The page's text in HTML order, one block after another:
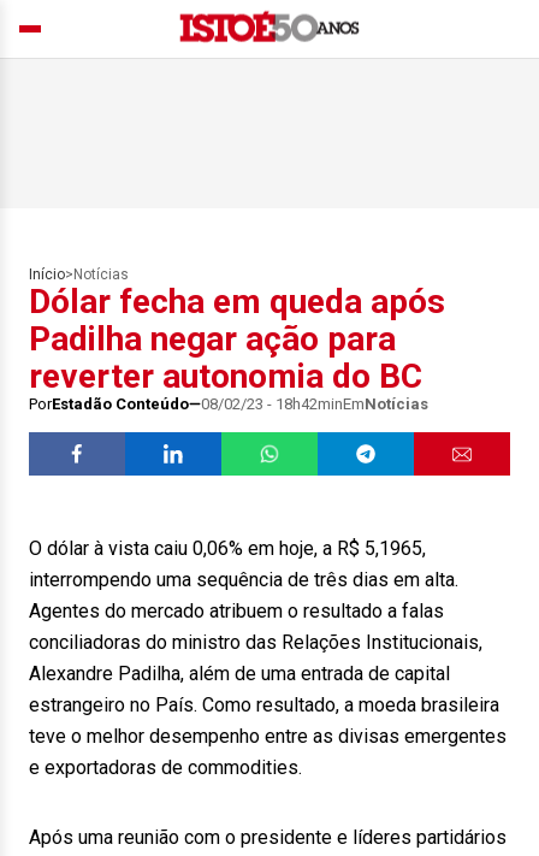
Início> Notícias
Dólar fecha em queda após
Padilha negar ação para
reverter autonomia do BC
PorEstadão Conteúdo 08/02/23 - 18h42minEmNotícias
O dólar à vista caiu 0,06% em hoje, a R$ 5,1965,
interrompendo uma sequência de três dias em alta.
Agentes do mercado atribuem o resultado a falas
conciliadoras do ministro das Relações Institucionais,
Alexandre Padilha, além de uma entrada de capital
estrangeiro no País. Como resultado, a moeda brasileira
teve o melhor desempenho entre as divisas emergentes
e exportadoras de commodities.
Após uma reunião com o presidente e líderes partidários